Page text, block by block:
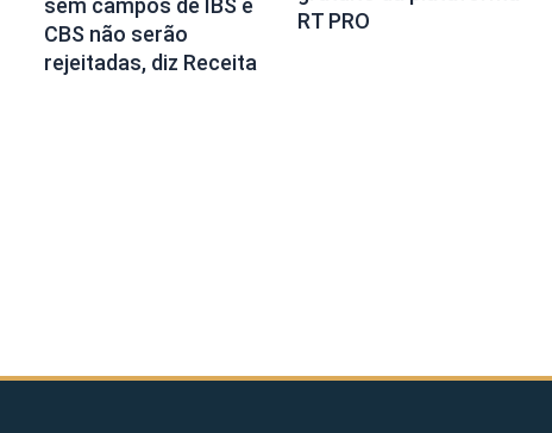
CBS não serão
rejeitadas, diz Receita
RT PRO